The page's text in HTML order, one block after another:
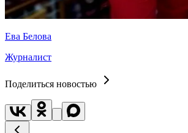
Ева Белова
Журналист
Поделиться новостью